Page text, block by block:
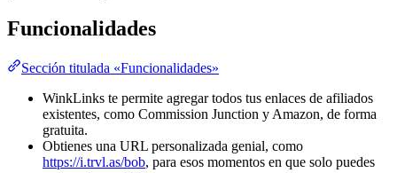
Funcionalidades
Sección titulada «Funcionalidades»
WinkLinks te permite agregar todos tus enlaces de afiliados
existentes, como Commission Junction y Amazon, de forma
gratuita.
Obtienes una URL personalizada genial, como
https://i.trvl.as/bob, para esos momentos en que solo puedes